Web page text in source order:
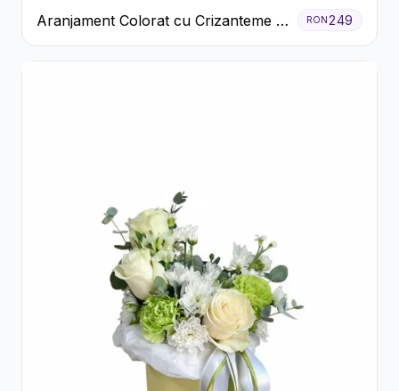
Aranjament Colorat cu Crizanteme în
Cutie Rustică
RON249